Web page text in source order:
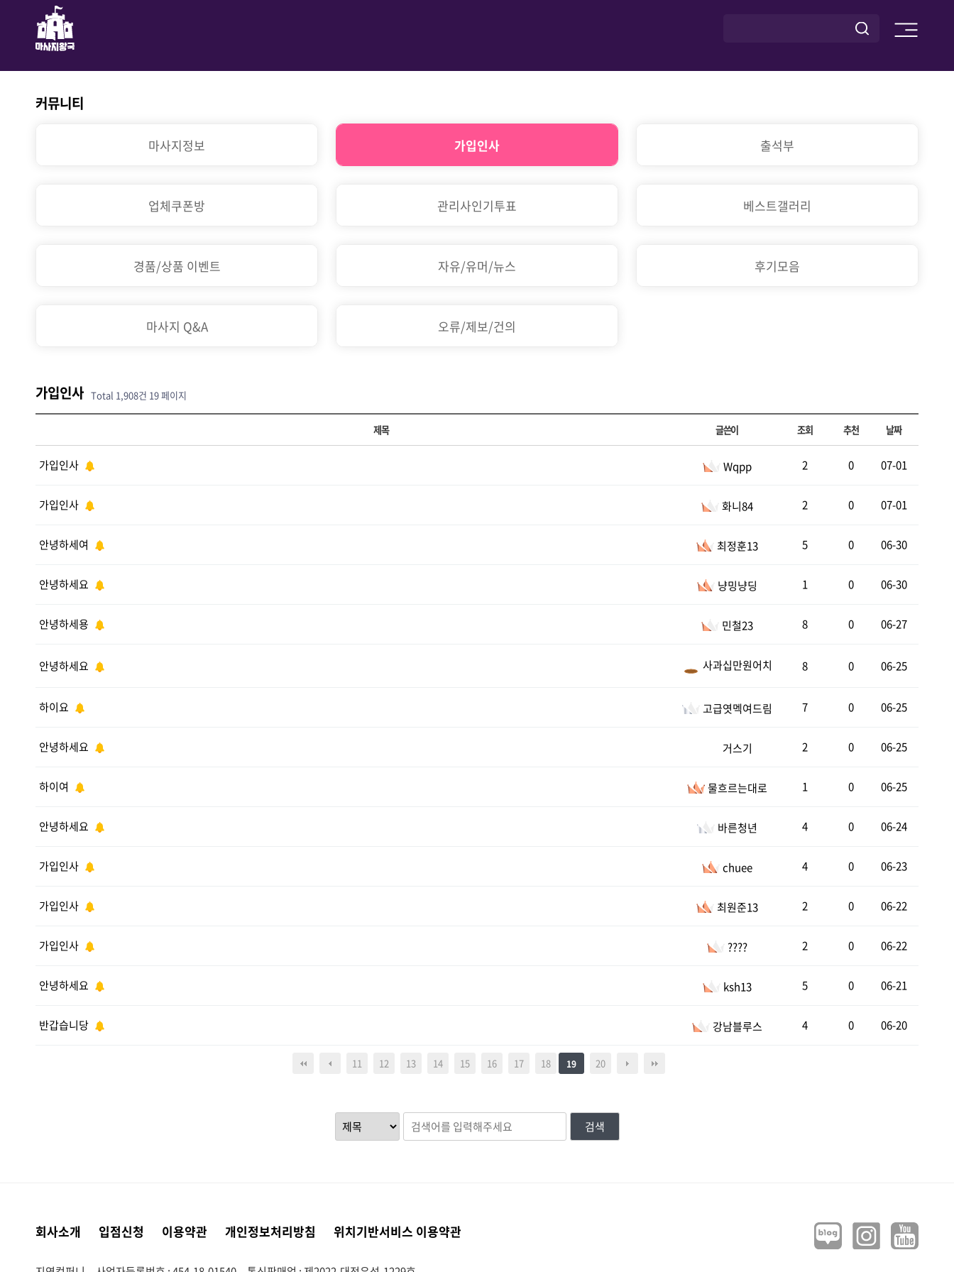
커뮤니티
마사지정보 가입인사 출석부
업체쿠폰방 관리사인기투표 베스트갤러리
경품/상품 이벤트 자유/유머/뉴스 후기모음
마사지 Q&A 오류/제보/건의
가입인사 Total 1,908건 19 페이지
제목 글쓴이 조회 추천 날짜
가입인사 Wqpp 2 0 07-01
가입인사 화니84 2 0 07-01
안녕하세여 최정훈13 5 0 06-30
안녕하세요 냥밍냥딩 1 0 06-30
안녕하세용 민철23 8 0 06-27
안녕하세요 사과십만원어치 8 0 06-25
하이요 고급엿멕여드림 7 0 06-25
안녕하세요 거스기 2 0 06-25
하이여 물흐르는대로 1 0 06-25
안녕하세요 바른청년 4 0 06-24
가입인사 chuee 4 0 06-23
가입인사 최원준13 2 0 06-22
가입인사 ???? 2 0 06-22
안녕하세요 ksh13 5 0 06-21
반갑습니당 강남블루스 4 0 06-20
11 12 13 14 15 16 17 18 19 20
맨끝
검색
회사소개 입점신청 이용약관 개인정보처리방침 위치기반서비스 이용약관